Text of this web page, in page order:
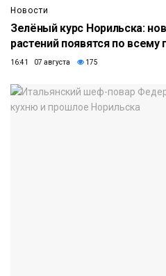
Новости
Зелёный курс Норильска:
растений появятся по всему
16:41 07 августа 175